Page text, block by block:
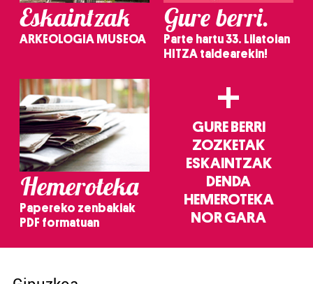
Eskaintzak
ARKEOLOGIA MUSEOA
Gure berri.
Parte hartu 33. Lilatoian
HITZA taldearekin!
Hemeroteka
Papereko zenbakiak
PDF formatuan
+
GURE BERRI
ZOZKETAK
ESKAINTZAK
DENDA
HEMEROTEKA
NOR GARA